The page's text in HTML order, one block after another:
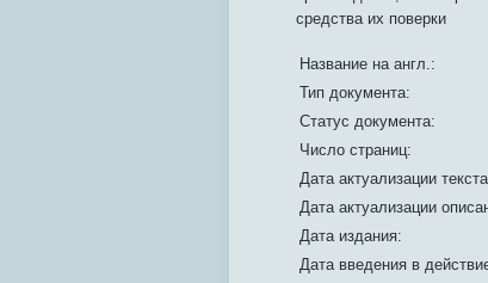
средства их поверки
Название на англ.:
Тип документа:
Статус документа:
Число страниц:
Дата актуализации
Дата актуализации
Дата издания:
Дата введения в